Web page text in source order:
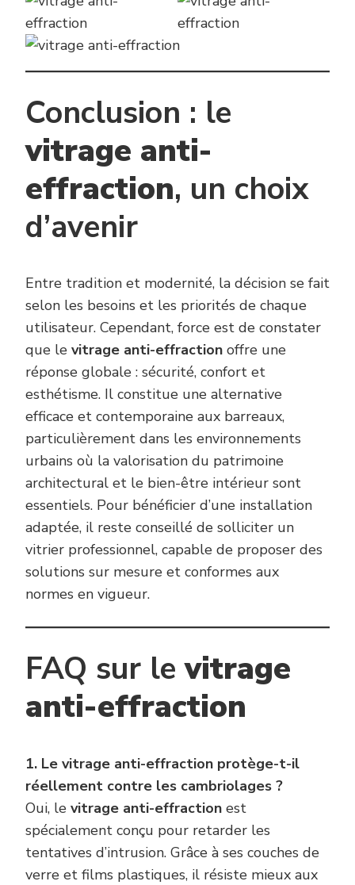
Conclusion : le
vitrage anti-
effraction, un choix
d’avenir
Entre tradition et modernité, la décision se fait
selon les besoins et les priorités de chaque
utilisateur. Cependant, force est de constater
que le vitrage anti-effraction offre une
réponse globale : sécurité, confort et
esthétisme. Il constitue une alternative
efficace et contemporaine aux barreaux,
particulièrement dans les environnements
urbains où la valorisation du patrimoine
architectural et le bien-être intérieur sont
essentiels. Pour bénéficier d’une installation
adaptée, il reste conseillé de solliciter un
vitrier professionnel, capable de proposer des
solutions sur mesure et conformes aux
normes en vigueur.
FAQ sur levitrage
anti-effraction
1. Le vitrage anti-effraction protège-t-il
réellement contre les cambriolages ?
Oui, le vitrage anti-effraction est
spécialement conçu pour retarder les
tentatives d’intrusion. Grâce à ses couches de
verre et films plastiques, il résiste mieux aux